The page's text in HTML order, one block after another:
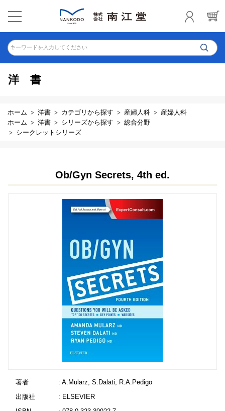
キーワードを入力してください
洋書
ホーム 洋書 カテゴリから探す 産婦人科
産婦人科
ホーム
洋書 シリーズから探す
総合分野
シークレットシリーズ
Ob/Gyn Secrets, 4th ed.
著者
: A.Mularz, S.Dalati, R.A.Pedigo
出版社
: ELSEVIER